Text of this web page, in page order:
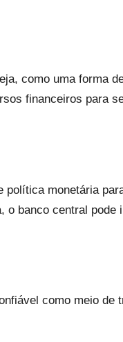
como uma forma
financeiros para
política monetária
o banco central pode
como meio de